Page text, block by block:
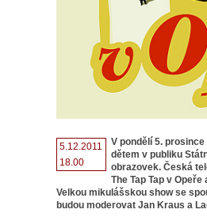
5.12.2011
18.00
V pondělí 5.
dětem v publiku
obrazovek. Česká
The Tap Tap v
Velkou mikulášskou show se
budou moderovat Jan Kraus a